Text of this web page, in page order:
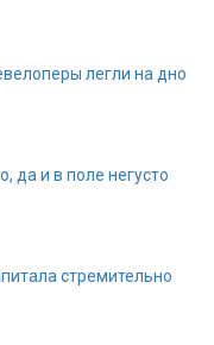
легли на дно
да и в поле негусто
стремительно